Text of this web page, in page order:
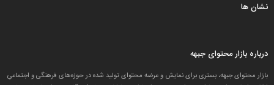
نشان ها
درباره بازار محتوای جبهه
بازار محتوای جبهه، بستری برای نمایش و عرضه محتوای تولید شده در حوزه‌های فرهنگی و اجتماعیِ